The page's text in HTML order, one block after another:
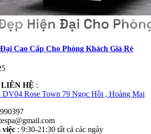
Cao Cấp Cho Phòng Khách Giá Rẻ
HỆ :
DV04 Rose Town 79 Ngọc Hồi , Hoàng Mai
việc : 9:30-21:30 tất cả các ngày